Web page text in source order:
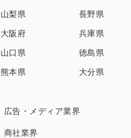
山梨県 長野県
大阪府 兵庫県
山口県 徳島県
熊本県 大分県
広告・メディア業界
商社業界